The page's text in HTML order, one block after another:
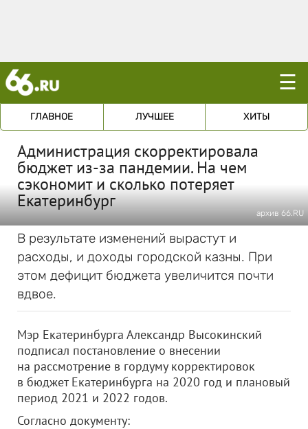
☰
ГЛАВНОЕ ЛУЧШЕЕ ХИТЫ
Администрация скорректировала
бюджет из-за пандемии. На чем
сэкономит и сколько потеряет
Екатеринбург
архив 66.RU
В результате изменений вырастут и
расходы, и доходы городской казны. При
этом дефицит бюджета увеличится почти
вдвое.
Мэр Екатеринбурга Александр Высокинский
подписал постановление о внесении
на рассмотрение в гордуму корректировок
в бюджет Екатеринбурга на 2020 год и плановый
период 2021 и 2022 годов.
Согласно документу: